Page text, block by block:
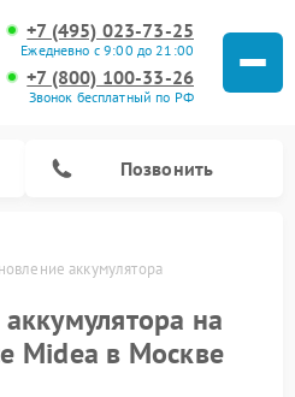
+7 (495) 023-73-25
Ежедневно с 9:00 до 21:00
+7 (800) 100-33-26
Звонок бесплатный по РФ
Позвонить
аккумулятора
на
Midea в Москве